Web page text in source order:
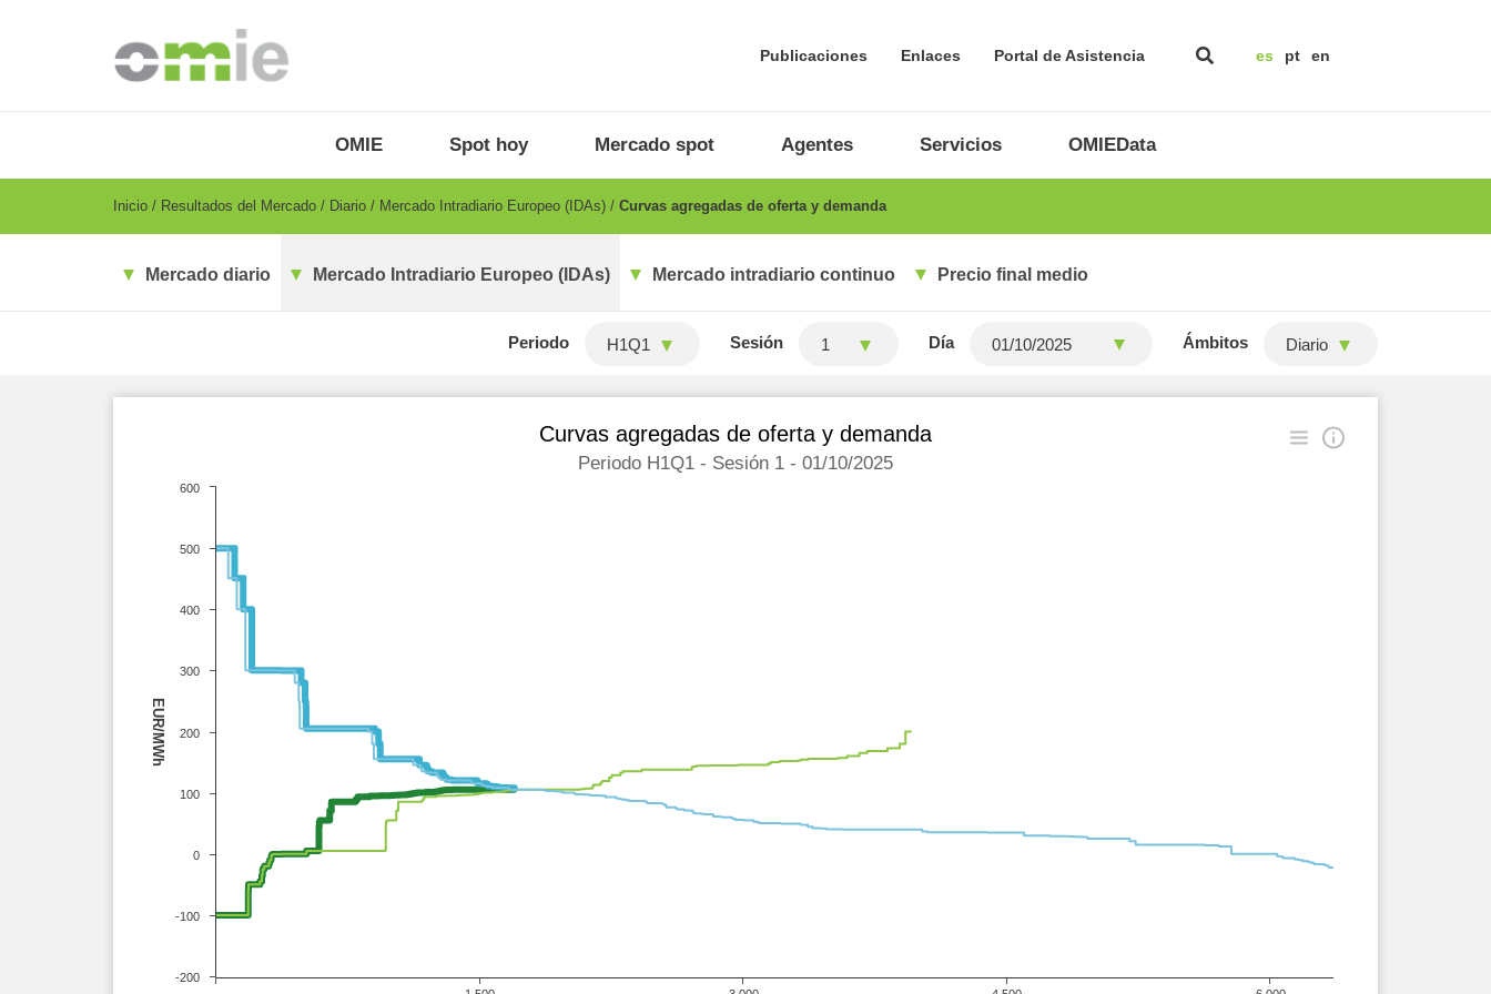
Publicaciones Enlaces Portal de Asistencia es pt en
ES
OMIE Spot hoy Mercado spot Agentes Servicios OMIEData
Breadcrumb
Inicio Resultados del Mercado Diario Mercado Intradiario Europeo (IDAs) Curvas agregadas de oferta y demanda
Mercado diario Mercado Intradiario Europeo (IDAs) Mercado intradiario continuo Precio final medio
Periodo H1Q1 Sesión 1 Día Ámbitos Diario
EUR/MWh
Curvas agregadas de oferta y demanda
Periodo H1Q1 - Sesión 1 - 01/10/2025
-200
-100
0
100
200
300
400
500
600